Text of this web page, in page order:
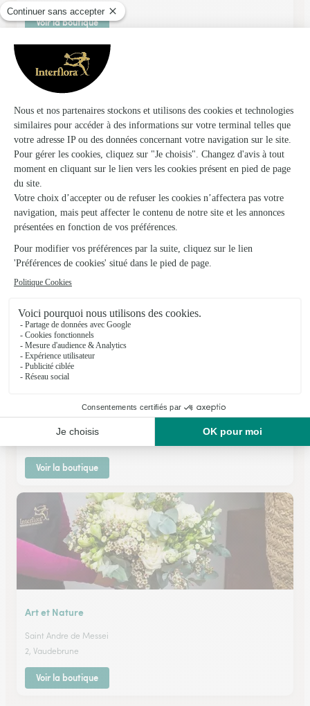
Voir la boutique
Aux Roses – Tetard
★ ★
4.7 (107)
22 bis, rue des Petits Fossés
Voir la boutique
★★ 4.5 (52)
Voir la boutique
Art et Nature
Saint Andre de Messei
2, Vaudebrune
Voir la boutique